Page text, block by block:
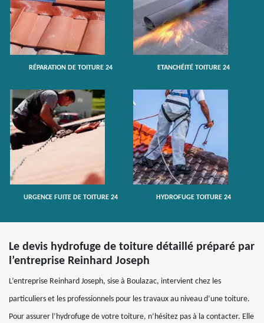
RÉPARATION DE TOITURE 24 ETANCHÉITÉ TOITURE 24
URGENCE FUITE DE TOITURE 24 HYDROFUGE TOITURE 24
Le devis hydrofuge de toiture détaillé préparé par
l’entreprise Reinhard Joseph
L’entreprise Reinhard Joseph, sise à Boulazac, intervient chez les
particuliers et les professionnels pour les travaux au niveau d’une toiture.
Pour assurer l’hydrofuge de votre toiture, n’hésitez pas à la contacter. Elle